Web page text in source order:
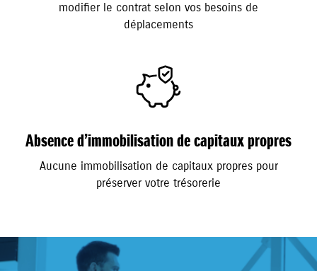
modifier le contrat selon vos besoins de
déplacements
Absence d’immobilisation de capitaux propres
Aucune immobilisation de capitaux propres pour
préserver votre trésorerie